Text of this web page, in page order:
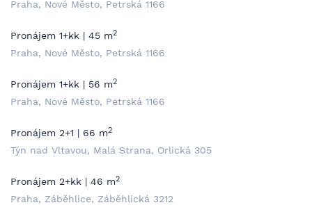
Praha, Nové Město, Petrská 1166
Pronájem 1+kk | 45 m2
Praha, Nové Město, Petrská 1166
Pronájem 1+kk | 56 m2
Praha, Nové Město, Petrská 1166
Pronájem 2+1 | 66 m2
Týn nad Vltavou, Malá Strana, Orlická 305
Pronájem 2+kk | 46 m2
Praha, Záběhlice, Záběhlická 3212